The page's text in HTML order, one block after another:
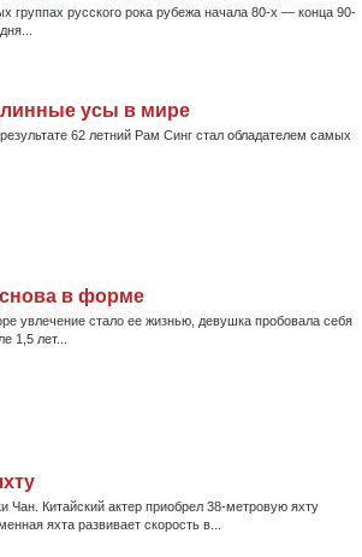
русского рока рубежа начала 80-х — конца 90-
усы в мире
62 летний Рам Синг стал обладателем самых
в форме
увлечение стало ее жизнью, девушка пробовала себя
1,5 лет...
Чан. Китайский актер приобрел 38-метровую яхту
яхта развивает скорость в...